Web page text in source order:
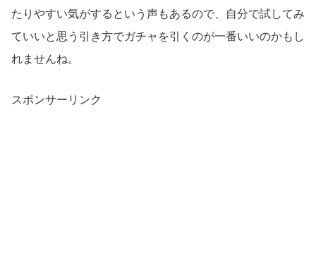
たりやすい気がするという声もあるので、自分で試してみ
ていいと思う引き方でガチャを引くのが一番いいのかもし
れませんね。
スポンサーリンク